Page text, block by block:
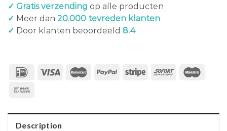
✓ Gratis verzending op alle producten
✓ Meer dan 20.000 tevreden klanten
✓ Door klanten beoordeeld 8.4
Description